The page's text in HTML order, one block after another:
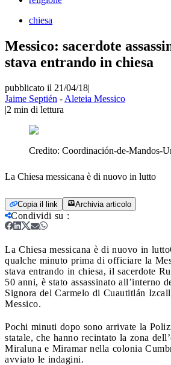
chiesa
Messico: sacerdote
stava entrando in chiesa
pubblicato il 21/04/18|
Jaime Septién - Aleteia Messico
|2 min di lettura
Credito: Coordinación-de-Mandos-
La Chiesa messicana è di nuovo in lutto
Copia il link Archivia articolo
Condividi su :
La Chiesa messicana è di nuovo in lutto
qualche minuto prima di officiare la
stava entrando in chiesa, il sacerdote
50 anni, è stato assassinato all’interno
Signora del Carmelo di Cuautitlán
Messico.
Pochi minuti dopo sono arrivate la
statale, che hanno recintato la zona
Miraluna e Miramar nella colonia
avviato le indagini.